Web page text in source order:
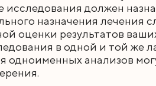
исследования должен
назначения лечения
оценки результатов
в одной и той же
одноименных анализов